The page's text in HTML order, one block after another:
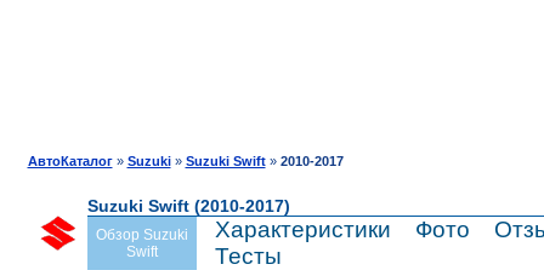
ТЕСТ-ДРАЙВ
ПРОДАЖА
АвтоКаталог» Suzuki» Suzuki Swift» 2010-2017
Suzuki Swift (2010-2017)
Обзор Suzuki
Swift
Характеристики Фото
Тесты